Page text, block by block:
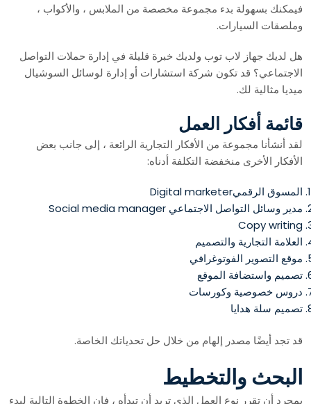
فيمكنك بسهولة بدء مجموعة مخصصة من الملابس ، والأكواب ،
وملصقات السيارات.
هل لديك جهاز لاب توب ولديك خبرة قليلة في إدارة حملات التواصل
الاجتماعي؟ قد تكون شركة استشارات أو إدارة لوسائل السوشيال
ميديا مثالية لك.
قائمة أفكار العمل
لقد أنشأنا مجموعة من الأفكار التجارية الرائعة ، إلى جانب بعض
الأفكار الأخرى منخفضة التكلفة أدناه:
المسوق الرقميDigital marketer
مدير وسائل التواصل الاجتماعي Social media manager
Copy writing
العلامة التجارية والتصميم
موقع التصوير الفوتوغرافي
تصميم واستضافة الموقع
دروس خصوصية وكورسات
تصميم سلة هدايا
قد تجد أيضًا مصدر إلهام من خلال حل تحدياتك الخاصة.
البحث والتخطيط
بمجرد أن تقرر نوع العمل الذي تريد أن تبدأه ، فإن الخطوة التالية لبدء